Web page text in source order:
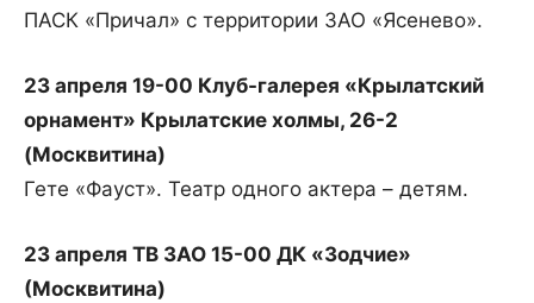
ПАСК «Причал» с территории ЗАО «Ясенево».
23 апреля 19-00 Клуб-галерея «Крылатский
орнамент» Крылатские холмы, 26-2
(Москвитина)
Гете «Фауст». Театр одного актера – детям.
23 апреля ТВ ЗАО 15-00 ДК «Зодчие»
(Москвитина)